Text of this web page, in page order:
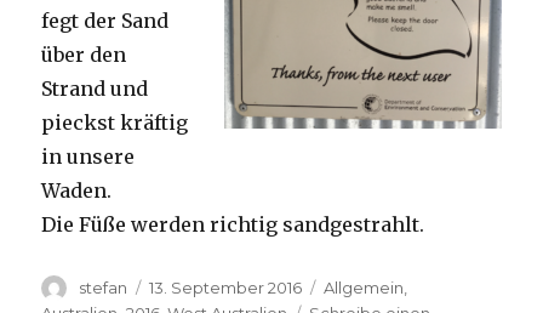
fegt der Sand
über den
Strand und
pieckst kräftig
in unsere
Waden.
Die Füße werden richtig sandgestrahlt.
Autor
stefan
Veröffentlicht
13. September 2016 Kategorien
Allgemein